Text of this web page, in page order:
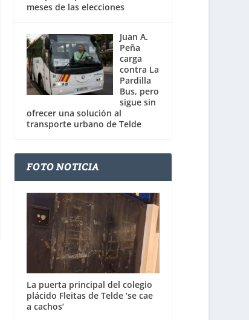
meses de las elecciones
Juan A.
Peña
carga
contra La
Pardilla
Bus, pero
sigue sin
ofrecer una solución al
transporte urbano de Telde
FOTO NOTICIA
La puerta principal del colegio
plácido Fleitas de Telde ‘se cae
a cachos’